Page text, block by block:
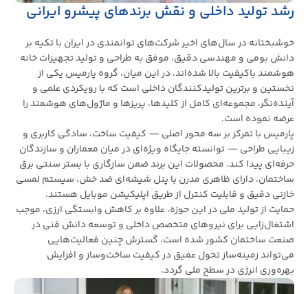
رشد تولید داخلی و نقش برندهای پیشرو ایرانی
خوشبختانه در سال‌های اخیر شرکت‌های توانمندی در ایران با تکیه بر
دانش بومی و مهندسی دقیق، موفق به طراحی و تولید تجهیزات خانه
هوشمند باکیفیت بالا شده‌اند. در این میان، گروه پارمیس یکی از
نخستین و برترین تولیدکنندگان داخلی است که با رویکردی علمی و
آینده‌نگر، مجموعه‌ای کامل از کلیدها، پریزها و ماژول‌های هوشمند را
عرضه نموده است.
پارمیس با تمرکز بر سه محور اصلی — کیفیت ساخت، سادگی کاربری و
زیبایی طراحی — توانسته جایگاه ویژه‌ای در میان معماران و سازندگان
حرفه‌ای پیدا کند. محصولات این برند ضمن سازگاری با بستر سنتی برق
ساختمان، دارای ظاهری مدرن با پنل شیشه‌ای ضد خش، سیستم لمسی
خازنی دقیق و قابلیت کنترل از طریق اپلیکیشن موبایل هستند.
حمایت از تولید ملی در این حوزه، علاوه بر کاهش وابستگی ارزی، موجب
اشتغال‌زایی برای نیروهای متخصص داخلی و توسعه دانش فنی در
صنعت ساختمان کشور شده است. گسترش چنین فعالیت‌هایی
می‌تواند زمینه‌ساز تحول عمیق در کیفیت ساخت‌وساز و افزایش
بهره‌وری انرژی در سطح ملی گردد.